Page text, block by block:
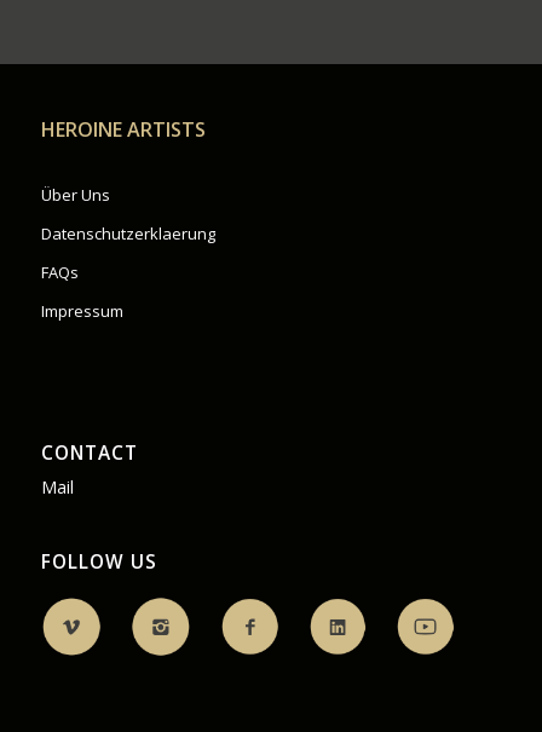
HEROINE ARTISTS
Über Uns
Datenschutzerklaerung
FAQs
Impressum
CONTACT
Mail
FOLLOW US